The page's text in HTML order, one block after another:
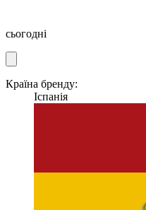
сьогодні
Країна бренду:
Іспанія